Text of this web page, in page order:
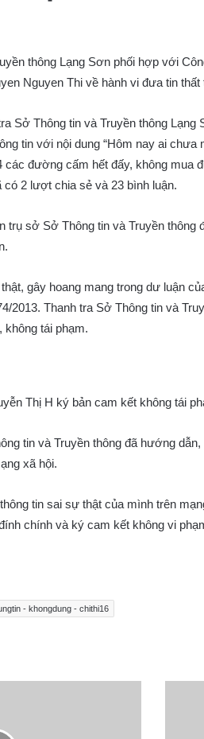
thông Lạng Sơn phối hợp với
Nguyen Thi về hành vi đưa tin thất
Sở Thông tin và Truyền thông
tin với nội dung “Hôm nay ai
các đường cấm hết đấy, không mua
2 lượt chia sẻ và 23 bình luận.
trụ sở Sở Thông tin và Truyền
gây hoang mang trong dư luận
2013. Thanh tra Sở Thông tin và
không tái phạm.
Thị H ký bản cam kết không tái
tin và Truyền thông đã hướng
xã hội.
tin sai sự thật của mình trên
chính và ký cam kết không vi
- khongdung - chithi16